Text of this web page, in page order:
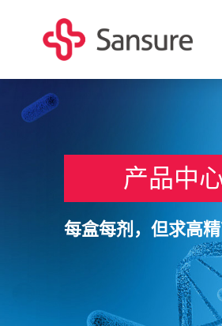
产品中
每盒每剂，但求高